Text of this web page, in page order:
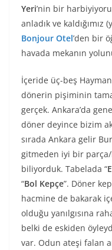
Yeri’nin bir
anladık ve
Bonjour Otel’den bir
havada mekanın
İçeride üç-beş
dönerin pişiminin
gerçek. Ankara’da
döner deyince bizim
sırada Ankara gelir
gitmeden iyi bir parça/
biliyorduk. Tabelada “
“Bol Kepçe”. Döner
hacmine de bakarak
olduğu yanılgısına
belki de eskiden
var. Odun ateşi falan